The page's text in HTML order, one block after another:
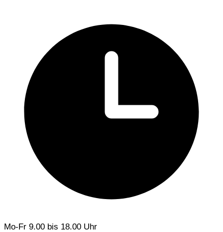
Mo-Fr 9.00 bis 18.00 Uhr